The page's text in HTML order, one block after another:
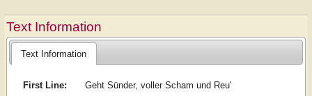
Text Information
Text Information
First Line:
Geht Sünder, voller Scham und Reu'